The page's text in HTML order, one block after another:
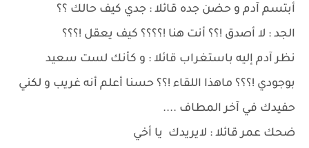
أبتسم آدم و حضن جده قائلا : جدي كيف حالك ؟؟
الجد : لا أصدق !؟؟ أنت هنا !؟؟؟؟ كيف يعقل !؟؟؟
نظر آدم إليه باستغراب قائلا : و كأنك لست سعيد
بوجودي !؟؟؟ ماهذا اللقاء !؟؟ حسنا أعلم أنه غريب و لكني
حفيدك في آخر المطاف ....
ضحك عمر قائلا : لايريدك يا أخي